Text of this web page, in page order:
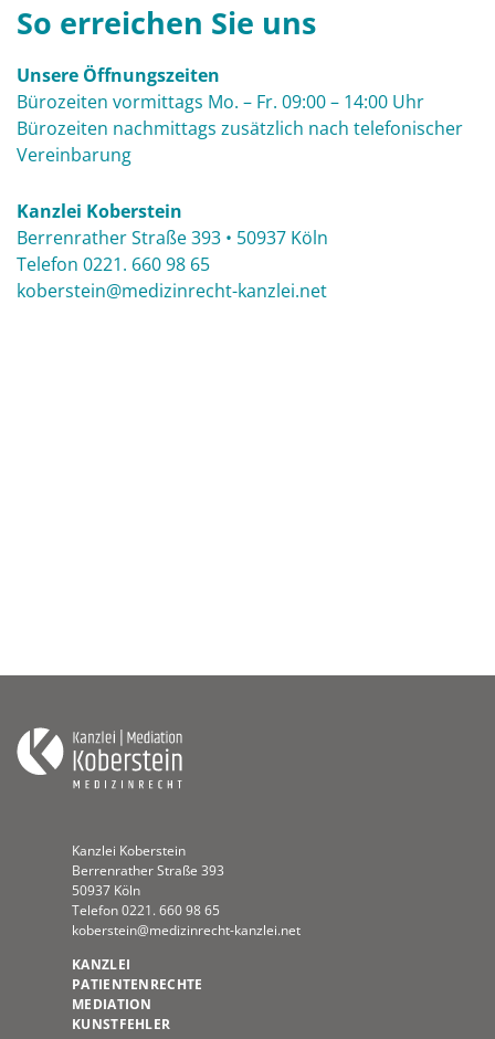
So erreichen Sie uns
Unsere Öffnungszeiten
Bürozeiten vormittags Mo. – Fr. 09:00 – 14:00 Uhr
Bürozeiten nachmittags zusätzlich nach telefonischer
Vereinbarung
Kanzlei Koberstein
Berrenrather Straße 393 • 50937 Köln
Telefon 0221. 660 98 65
koberstein@medizinrecht-kanzlei.net
Kanzlei Koberstein
Berrenrather Straße 393
50937 Köln
Telefon0221. 660 98 65
koberstein@medizinrecht-kanzlei.net
KANZLEI
PATIENTENRECHTE
MEDIATION
KUNSTFEHLER